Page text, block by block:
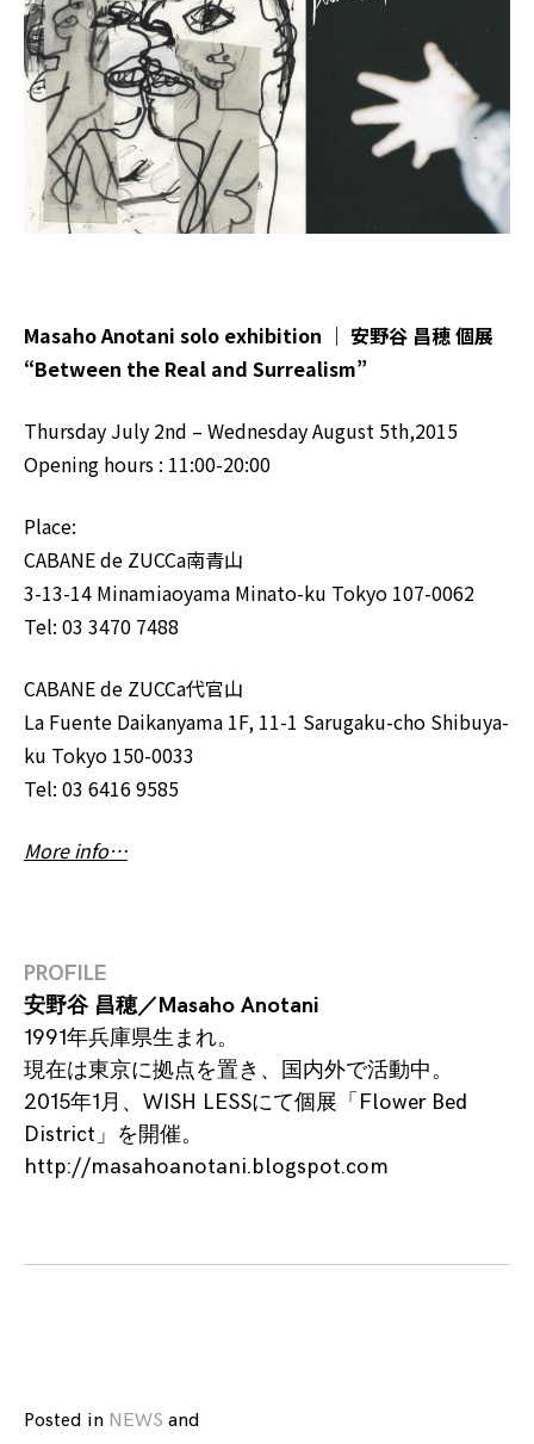
Masaho Anotani solo exhibition ｜ 安野谷 昌穂 個展
“Between the Real and Surrealism”
Thursday July 2nd – Wednesday August 5th,2015
Opening hours : 11:00-20:00
Place:
CABANE de ZUCCa南青山
3-13-14 Minamiaoyama Minato-ku Tokyo 107-0062
Tel: 03 3470 7488
CABANE de ZUCCa代官山
La Fuente Daikanyama 1F, 11-1 Sarugaku-cho Shibuya-
ku Tokyo 150-0033
Tel: 03 6416 9585
More info…
PROFILE
安野谷 昌穂／Masaho Anotani
1991年兵庫県生まれ。
現在は東京に拠点を置き、国内外で活動中。
2015年1月、WISH LESSにて個展「 Flower Bed
District 」を開催。
http://masahoanotani.blogspot.com
Posted in NEWS and